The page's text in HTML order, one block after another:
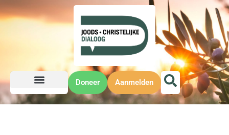
Doneer Aanmelden